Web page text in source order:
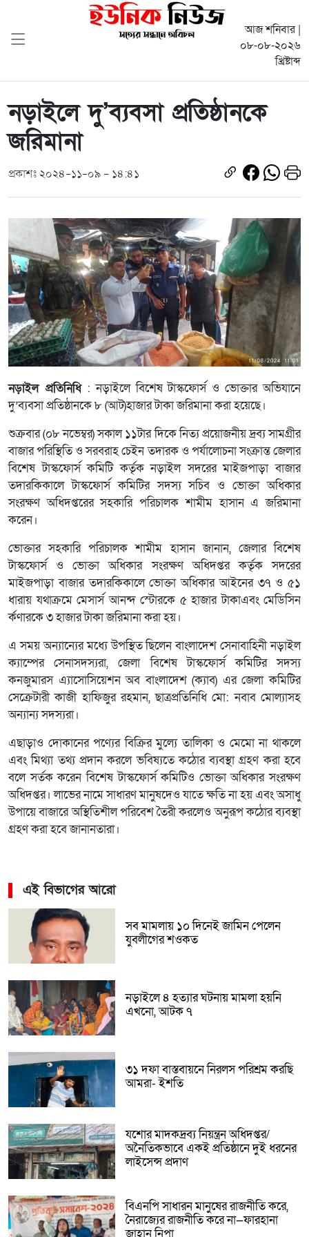
আজ শনিবার |
০৮-০৮-২০২৬
খ্রিষ্টাব্দ
নড়াইলে দু’ব্যবসা প্রতিষ্ঠানকে
জরিমানা
প্রকাশঃ ২০২৪-১১-০৯ - ১৪:৪১
নড়াইল প্রতিনিধি: নড়াইলে বিশেষ টাস্কফোর্স ও ভোক্তার অভিযানে
দু’ব্যবসা প্রতিষ্ঠানকে ৮ (আট)হাজার টাকা জরিমানা করা হয়েছে।
শুক্রবার (০৮ নভেম্বর) সকাল ১১টার দিকে নিত্য প্রয়োজনীয় দ্রব্য সামগ্রীর
বাজার পরিস্থিতি ও সরবরাহ চেইন তদারক ও পর্যালোচনা সংক্রান্ত জেলার
বিশেষ টাস্কফোর্স কমিটি কর্তৃক নড়াইল সদরের মাইজপাড়া বাজার
তদারকিকালে টাস্কফোর্স কমিটির সদস্য সচিব ও ভোক্তা অধিকার
সংরক্ষণ অধিদপ্তরের সহকারি পরিচালক শামীম হাসান এ জরিমানা
করেন।
ভোক্তার সহকারি পরিচালক শামীম হাসান জানান, জেলার বিশেষ
টাস্কফোর্স ও ভোক্তা অধিকার সংরক্ষণ অধিদপ্তর কর্তৃক সদরের
মাইজপাড়া বাজার তদারকিকালে ভোক্তা অধিকার আইনের ৩৭ ও ৫১
ধারায় যথাক্রমে মেসার্স আনন্দ স্টোরকে ৫ হাজার টাকাএবং মেডিসিন
র্কণারকে ৩ হাজার টাকা জরিমানা করা হয়।
এ সময় অন্যান্যের মধ্যে উপস্থিত ছিলেন বাংলাদেশ সেনাবাহিনী নড়াইল
ক্যাম্পের সেনাসদস্যরা, জেলা বিশেষ টাস্কফোর্স কমিটির সদস্য
কনজুমারস এ্যাসোসিয়েশন অব বাংলাদেশ (ক্যাব) এর জেলা কমিটির
সেক্রেটারী কাজী হাফিজুর রহমান, ছাত্রপ্রতিনিধি মো: নবাব মোল্যাসহ
অন্যান্য সদস্যরা।
এছাড়াও দোকানের পণ্যের বিক্রির মুল্যে তালিকা ও মেমো না থাকলে
এবং মিথ্যা তথ্য প্রদান করলে ভবিষ্যতে কঠোর ব্যবস্থা গ্রহণ করা হবে
বলে সর্তক করেন বিশেষ টাস্কফোর্স কমিটিও ভোক্তা অধিকার সংরক্ষণ
অধিদপ্তর। লাভের নামে সাধারণ মানুষদেও যাতে ক্ষতি না হয় এবং অসাধু
উপায়ে বাজারে অস্থিতিশীল পরিবেশ তৈরী করলেও অনুরূপ কঠোর ব্যবস্থা
গ্রহণ করা হবে জানানতারা।
এই বিভাগের আরো
সব মামলায় ১০ দিনেই জামিন পেলেন
যুবলীগের শওকত
নড়াইলে ৪ হত্যার ঘটনায় মামলা হয়নি
এখনো, আটক ৭
৩১ দফা বাস্তবায়নে নিরলস পরিশ্রম করছি
আমরা- ইশতি
যশোর মাদকদ্রব্য নিয়ন্ত্রন অধিদপ্তর/
অনৈতিকভাবে একই প্রতিষ্ঠানে দুই ধরনের
লাইসেন্স প্রদাণ
বিএনপি সাধারন মানুষের রাজনীতি করে,
নৈরাজ্যের রাজনীতি করে না—ফারহানা